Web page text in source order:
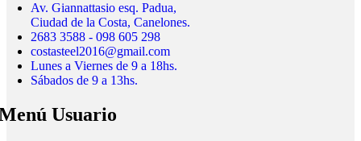
Av. Giannattasio esq. Padua,
Ciudad de la Costa, Canelones.
2683 3588 - 098 605 298
costasteel2016@gmail.com
Lunes a Viernes de 9 a 18hs.
Sábados de 9 a 13hs.
Usuario